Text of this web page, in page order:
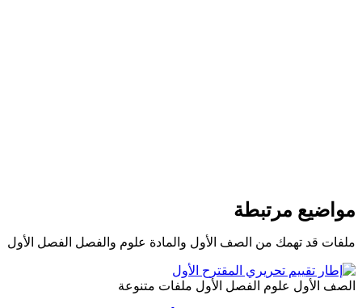
مواضيع مرتبطة
ملفات قد تهمك من الصف الأول والمادة علوم والفصل الفصل الأول
الصف الأول علوم الفصل الأول ملفات متنوعة